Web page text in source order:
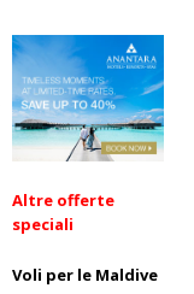
Altre offerte
speciali
Voli per le Maldive